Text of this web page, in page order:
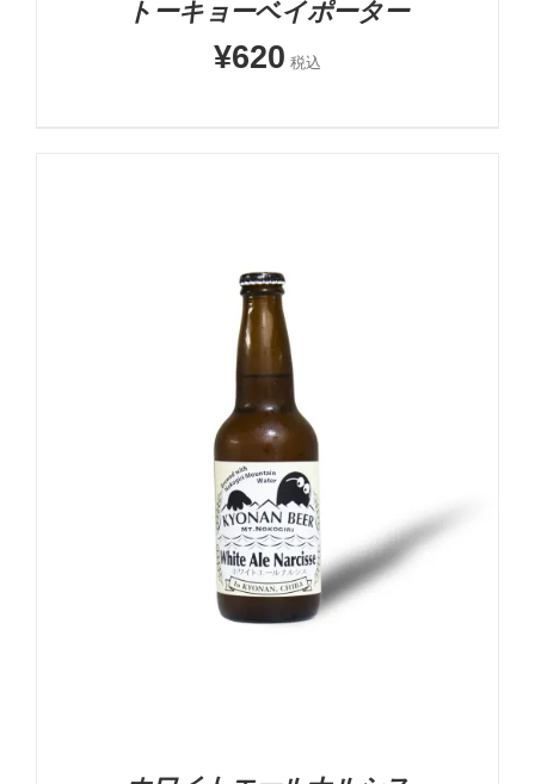
トーキョーベイポーター
¥620 税込
お買い物カゴに追加
詳細